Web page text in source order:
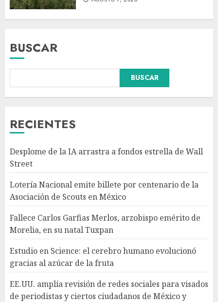
BUSCAR
BUSCAR
RECIENTES
Desplome de la IA arrastra a fondos estrella de Wall
Street
Lotería Nacional emite billete por centenario de la
Asociación de Scouts en México
Fallece Carlos Garfias Merlos, arzobispo emérito de
Morelia, en su natal Tuxpan
Estudio en Science: el cerebro humano evolucionó
gracias al azúcar de la fruta
EE.UU. amplía revisión de redes sociales para visados
de periodistas y ciertos ciudadanos de México y
3
Fallece Carlos Garfias Merlos,
4
humano evolucionó gracias al
azúcar de la fruta
AGOSTO 7, 2026
EE.UU. amplía revisión de
redes sociales para visados de
periodistas y ciertos
ciudadanos de México y
Canadá
AGOSTO 7, 2026